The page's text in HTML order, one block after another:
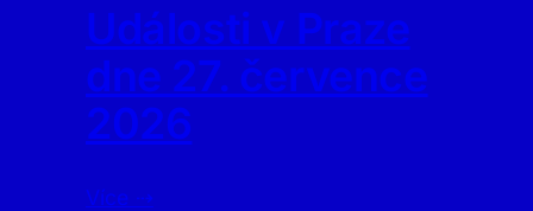
Události v Praze
dne 27. července
2026
Více ⇢